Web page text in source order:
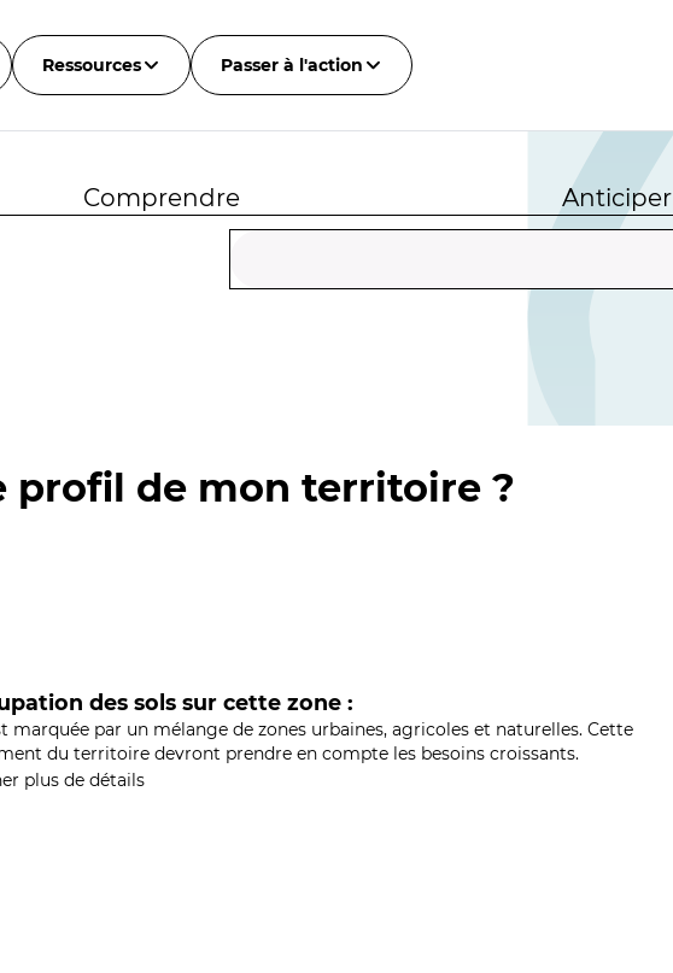
Ressources Passer à l'action
Comprendre Anticiper
profil de mon territoire ?
des sols sur cette zone :
par un mélange de zones urbaines, agricoles et naturelles. Cette
du territoire devront prendre en compte les besoins croissants.
plus de détails